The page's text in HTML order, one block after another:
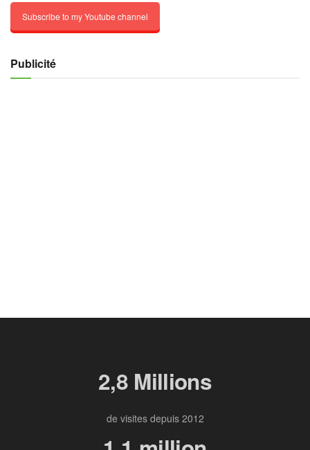
Subscribe to my Youtube channel
Publicité
2,8 Millions
de visites depuis 2012